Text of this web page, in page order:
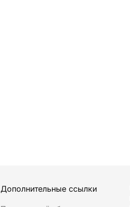
Дополнительные ссылки